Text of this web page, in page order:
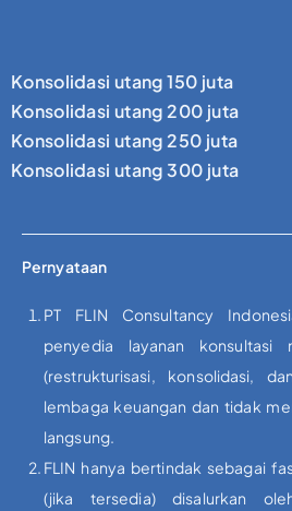
Konsolidasi utang 150 juta
Konsolidasi utang 200 juta
Konsolidasi utang 250 juta
Konsolidasi utang 300 juta
Pernyataan
PT FLIN Consultancy
penyedia layanan konsultasi
(restrukturisasi, konsolidasi,
lembaga keuangan dan tidak
langsung.
FLIN hanya bertindak sebagai
(jika tersedia) disalurkan